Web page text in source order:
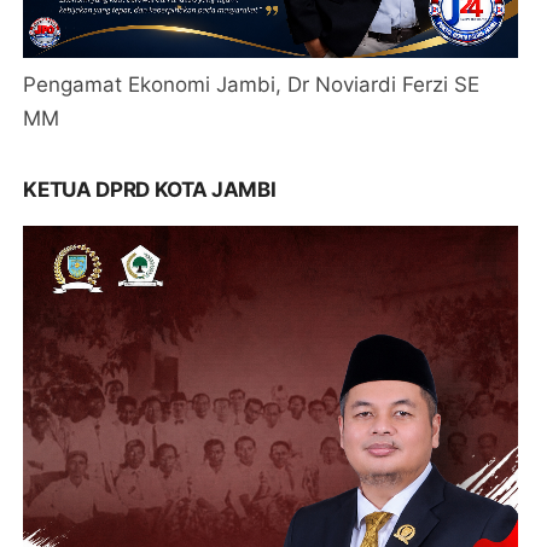
Pengamat Ekonomi Jambi, Dr Noviardi Ferzi SE
MM
KETUA DPRD KOTA JAMBI